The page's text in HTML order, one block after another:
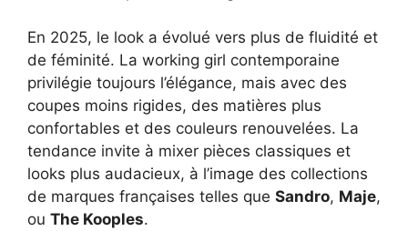
En 2025, le look a évolué vers plus de fluidité et
de féminité. La working girl contemporaine
privilégie toujours l’élégance, mais avec des
coupes moins rigides, des matières plus
confortables et des couleurs renouvelées. La
tendance invite à mixer pièces classiques et
looks plus audacieux, à l’image des collections
de marques françaises telles que Sandro, Maje,
ou The Kooples.